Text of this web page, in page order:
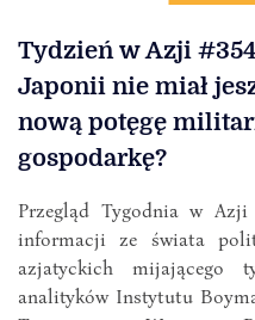
Tydzień w Azji
Japonii nie miał
nową potęgę
gospodarkę?
Przegląd Tygodnia w
informacji ze świata
azjatyckich mijającego
analityków Instytutu